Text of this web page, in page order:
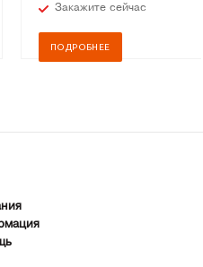
Закажите сейчас
ПОДРОБНЕЕ